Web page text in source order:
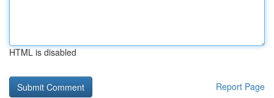
HTML is disabled
Report Page